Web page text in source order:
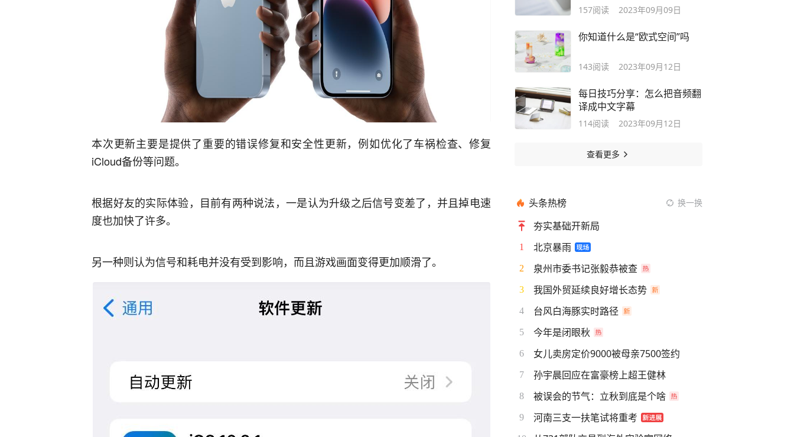
本次更新主要是提供了重要的错误修复和安全性更新，例如优化了车祸检查、修复
iCloud备份等问题。
根据好友的实际体验，目前有两种说法，一是认为升级之后信号变差了，并且掉电速
度也加快了许多。
另一种则认为信号和耗电并没有受到影响，而且游戏画面变得更加顺滑了。
157阅读 2023年09月09日
你知道什么是“欧式空间”吗
143阅读 2023年09月12日
每日技巧分享：怎么把音频翻
译成中文字幕
114阅读 2023年09月12日
查看更多
头条热榜 换一换
夯实基础开新局
1 北京暴雨
2 泉州市委书记张毅恭被查
3 我国外贸延续良好增长态势
4 台风白海豚实时路径
5 今年是闭眼秋
6 女儿卖房定价9000被母亲7500签约
7 孙宇晨回应在富豪榜上超王健林
8 被误会的节气：立秋到底是个啥
9 河南三支一扶笔试将重考